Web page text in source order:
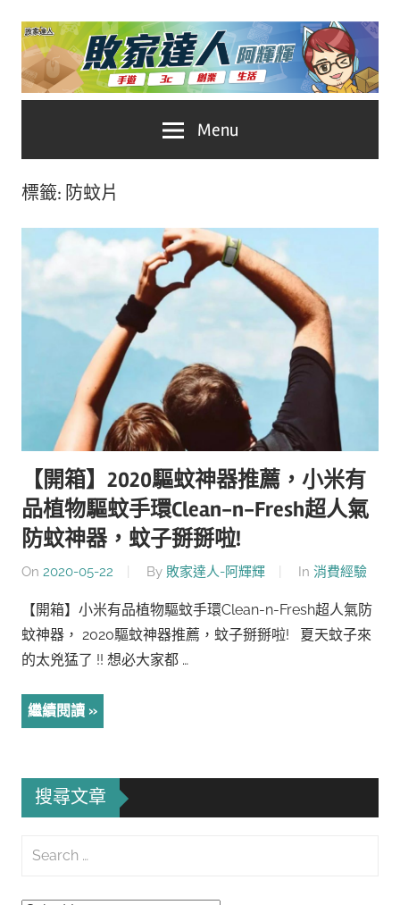
Skip
content
家
人
推
No.1
遊
戲
科
技
體。
Menu
標籤: 防蚊片
【開箱】2020驅蚊神器推薦，小米有
品植物驅蚊手環Clean-n-Fresh超人氣
防蚊神器，蚊子掰掰啦!
On 2020-05-22 By 敗家達人-阿輝輝 In 消費經驗
【開箱】小米有品植物驅蚊手環Clean-n-Fresh超人氣防
蚊神器， 2020驅蚊神器推薦，蚊子掰掰啦! 夏天蚊子來
的太兇猛了 !! 想必大家都 …
繼續閱讀
搜尋文章
Search